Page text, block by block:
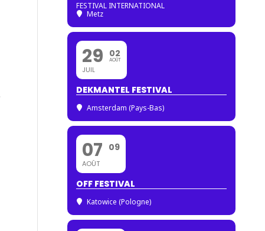
FESTIVAL INTERNATIONAL
Metz
29
JUIL
02
AOÛT
DEKMANTEL FESTIVAL
Amsterdam (Pays-Bas)
07
AOÛT
09
OFF FESTIVAL
Katowice (Pologne)